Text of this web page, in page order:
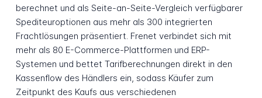
berechnet und als Seite-an-Seite-Vergleich verfügbarer
Spediteuroptionen aus mehr als 300 integrierten
Frachtlösungen präsentiert. Frenet verbindet sich mit
mehr als 80 E-Commerce-Plattformen und ERP-
Systemen und bettet Tarifberechnungen direkt in den
Kassenflow des Händlers ein, sodass Käufer zum
Zeitpunkt des Kaufs aus verschiedenen